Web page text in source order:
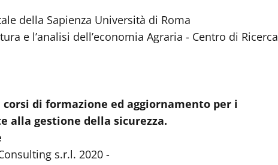
della Sapienza Università di Roma
e l’analisi dell’economia Agraria - Centro di Ricerca
di formazione ed aggiornamento per i
alla gestione della sicurezza.
s.r.l. 2020 -